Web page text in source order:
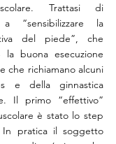
Trattasi di
“sensibilizzare la
del piede”, che
la buona esecuzione
che richiamano alcuni
e della ginnastica
Il primo “effettivo”
è stato lo step
pratica il soggetto